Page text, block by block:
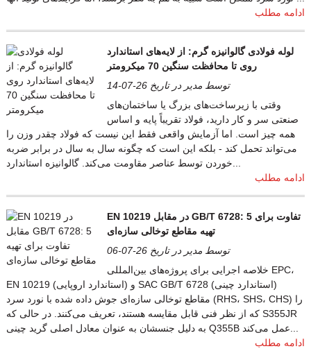
ادامه مطلب
لوله فولادی گالوانیزه گرم: از لایه‌های استاندارد
روی تا محافظت سنگین 70 میکرومتر
توسط مدیر در تاریخ 26-07-14
وقتی با زیرساخت‌های بزرگ یا ساختمان‌های
صنعتی سر و کار دارید، فولاد تقریباً پایه و اساس
همه چیز است. اما آزمایش واقعی فقط این نیست که فولاد چقدر وزن را
می‌تواند تحمل کند - بلکه این است که چگونه سال به سال در برابر ضربه
ادامه مطلب
EN 10219 در مقابل GB/T 6728: 5 تفاوت برای
تهیه مقاطع توخالی سازه‌ای
توسط مدیر در تاریخ 26-07-06
خلاصه اجرایی برای پروژه‌های بین‌المللی EPC،
EN 10219 (استاندارد اروپایی) و SAC GB/T 6728 (استاندارد چینی)
مقاطع توخالی سازه‌ای جوش داده شده با نورد سرد (RHS، SHS، CHS) را
که از نظر فنی قابل مقایسه هستند، تعریف می‌کنند. در حالی که S355JR
ادامه مطلب